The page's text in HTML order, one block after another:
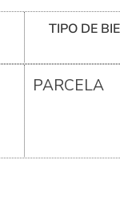
TIPO DE
PARCELA